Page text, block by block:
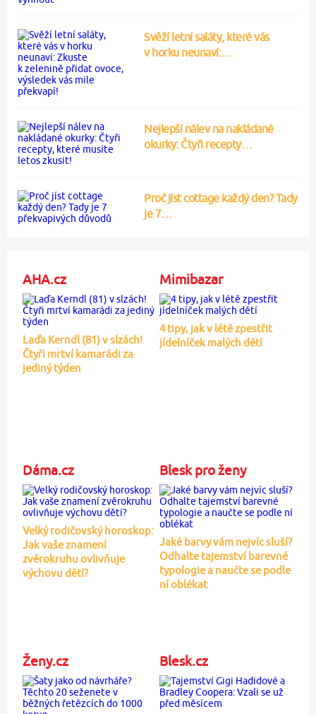
Svěží letní saláty, které vás
v horku neunaví:…
Nejlepší nálev na nakládané
okurky: Čtyři recepty…
Proč jíst cottage každý den? Tady
je 7…
AHA.cz
Laďa Kerndl (81) v slzách!
Čtyři mrtví kamarádi za
jediný týden
Mimibazar
4 tipy, jak v létě zpestřit
jídelníček malých dětí
Dáma.cz
Velký rodičovský horoskop:
Jak vaše znamení
zvěrokruhu ovlivňuje
výchovu dětí?
Blesk pro ženy
Jaké barvy vám nejvíc sluší?
Odhalte tajemství barevné
typologie a naučte se podle
ní oblékat
Ženy.cz Blesk.cz